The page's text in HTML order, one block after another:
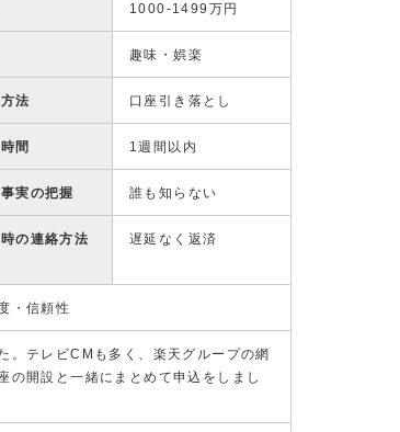
1000-1499万円
趣味・娯楽
法 口座引き落とし
間 1週間以内
実の把握 誰も知らない
の連絡方法 遅延なく返済
・信頼性
。テレビCMも多く、楽天グループの網
の開設と一緒にまとめて申込をしまし